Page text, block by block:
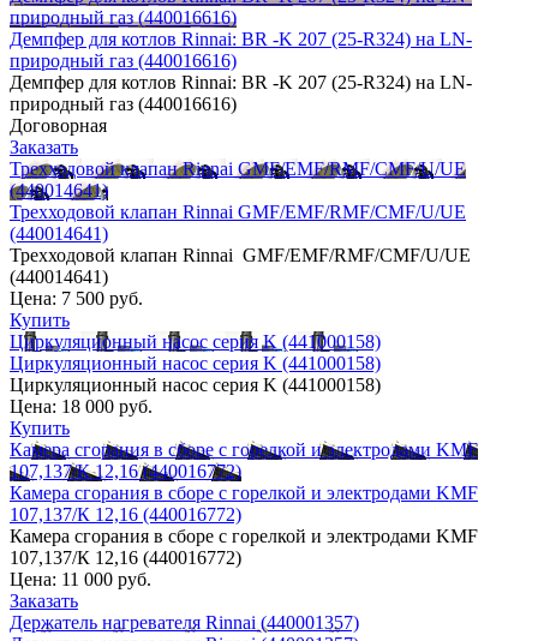
природный газ (440016616)
Демпфер для котлов Rinnai: BR -K 207 (25-R324) на LN-
природный газ (440016616)
Демпфер для котлов Rinnai: BR -K 207 (25-R324) на LN-
природный газ (440016616)
Договорная
Заказать
Трехходовой клапан Rinnai GMF/EMF/RMF/CMF/U/UE
(440014641)
Трехходовой клапан Rinnai GMF/EMF/RMF/CMF/U/UE
(440014641)
Трехходовой клапан Rinnai GMF/EMF/RMF/CMF/U/UE
(440014641)
Цена: 7 500 руб.
Купить
Циркуляционный насос серия K (441000158)
Циркуляционный насос серия K (441000158)
Циркуляционный насос серия K (441000158)
Цена: 18 000 руб.
Купить
Камера сгорания в сборе с горелкой и электродами KMF
107,137/К 12,16 (440016772)
Камера сгорания в сборе с горелкой и электродами KMF
107,137/К 12,16 (440016772)
Камера сгорания в сборе с горелкой и электродами KMF
107,137/К 12,16 (440016772)
Цена: 11 000 руб.
Заказать
Держатель нагревателя Rinnai (440001357)